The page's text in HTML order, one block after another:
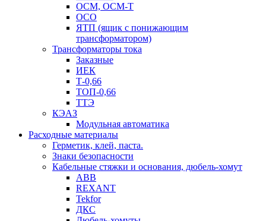
ОСМ, ОСМ-Т
ОСО
ЯТП (ящик с понижающим
трансформатором)
Трансформаторы тока
Заказные
ИЕК
Т-0,66
ТОП-0,66
ТТЭ
КЭАЗ
Модульная автоматика
Расходные материалы
Герметик, клей, паста.
Знаки безопасности
Кабельные стяжки и основания, дюбель-хомут
ABB
REXANT
Tekfor
ДКС